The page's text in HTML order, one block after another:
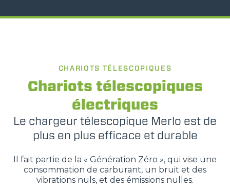
HAUTEUR DE LEVAGE
75-170CHARIOTS TÉLESCOPIQUES
Chariots télescopiques
électriques
Le chargeur télescopique Merlo est de
plus en plus efficace et durable
Il fait partie de la « Génération Zéro », qui vise une
consommation de carburant, un bruit et des
vibrations nuls, et des émissions nulles.